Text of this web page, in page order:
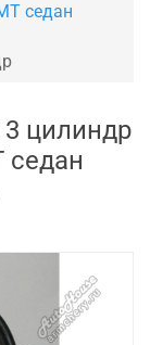
седан
цилиндр
седан